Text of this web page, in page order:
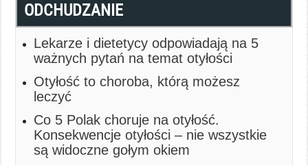
ODCHUDZANIE
Lekarze i dietetycy odpowiadają na 5
ważnych pytań na temat otyłości
Otyłość to choroba, którą możesz
leczyć
Co 5 Polak choruje na otyłość.
Konsekwencje otyłości – nie wszystkie
są widoczne gołym okiem